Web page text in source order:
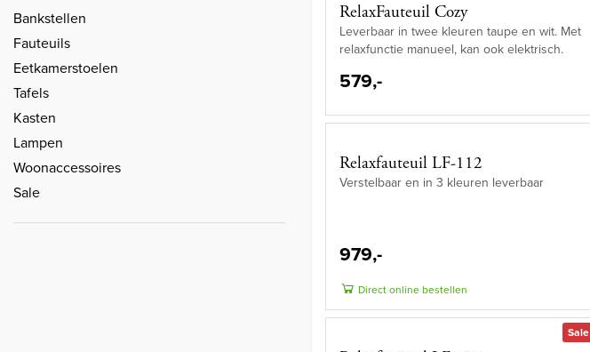
Bankstellen
Fauteuils
Eetkamerstoelen
Tafels
Kasten
Lampen
Woonaccessoires
Sale
RelaxFauteuil Cozy
Leverbaar in twee kleuren taupe en wit. Met
relaxfunctie manueel, kan ook elektrisch.
579,-
Relaxfauteuil LF-112
Verstelbaar en in 3 kleuren leverbaar
979,-
Direct online bestellen
Sale